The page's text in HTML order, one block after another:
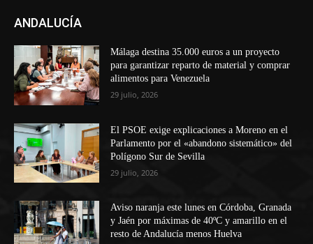
ANDALUCÍA
Málaga destina 35.000 euros a un proyecto
para garantizar reparto de material y comprar
alimentos para Venezuela
29 julio, 2026
El PSOE exige explicaciones a Moreno en el
Parlamento por el «abandono sistemático» del
Polígono Sur de Sevilla
29 julio, 2026
Aviso naranja este lunes en Córdoba, Granada
y Jaén por máximas de 40ºC y amarillo en el
resto de Andalucía menos Huelva